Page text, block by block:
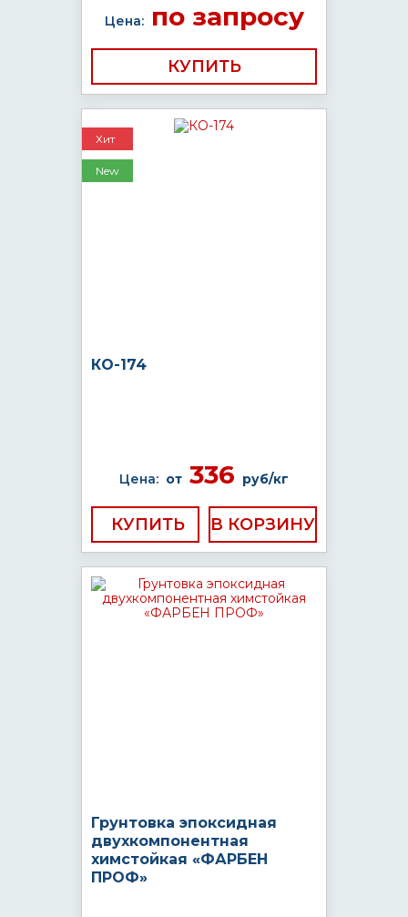
Цена:по запросу
КУПИТЬ
Хит
New
КО-174
Цена: от 336 руб/кг
КУПИТЬ
Грунтовка эпоксидная
двухкомпонентная
химстойкая «ФАРБЕН
ПРОФ»